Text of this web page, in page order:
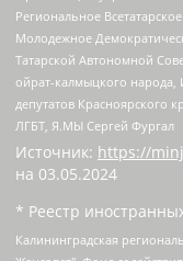
Региональное
Молодежное
Татарской Автономной
ойрат-калмыцкого народа,
депутатов Красноярского
ЛГБТ, Я.МЫ Сергей Фургал
Источник: https://
на 03.05.2024
* Реестр
Калининградская региональная общественная организация "Экозащита!-Женсовет", Фонд содействия защите прав и свобод граждан "Общественный вердикт", Фонд "Институт Развития Свободы Информации", Частное учреждение "Информационное агентство МЕМО. РУ", Региональная общественная организация "Общественная комиссия по сохранению наследия академика Сахарова", Фонд поддержки свободы прессы, Санкт-Петербургская общественная правозащитная организация "Гражданский контроль", Межрегиональная общественная организация "Информационно-просветительский центр "Мемориал", Региональный Фонд "Центр Защиты Прав Средств Массовой Информации", с 05.12.2023 Фонд "Центр Защиты Прав Средств массовой информации", Региональная общественная благотворительная организация помощи беженцам и мигрантам "Гражданское содействие", Негосударственное образовательное учреждение дополнительного профессионального образования (повышение квалификации) специалистов "АКАДЕМИЯ ПО ПРАВАМ ЧЕЛОВЕКА", Свердловская региональная общественная организация "Сутяжник", Автономная некоммерческая организация "Центр независимых социологических исследований", Союз общественных объединений "Российский исследовательский центр по правам человека", Региональное общественное учреждение научно-информационный центр "МЕМОРИАЛ", Некоммерческая организация "Фонд защиты гласности", Автономная некоммерческая организация "Институт прав человека", Городская общественная организация "Екатеринбургское общество "МЕМОРИАЛ", Городская общественная организация "Рязанское историко-просветительское и правозащитное общество "Мемориал" (Рязанский Мемориал), Челябинский региональный орган общественной самодеятельности – женское общественное объединение "Женщины Евразии", Челябинский региональный орган общественной самодеятельности "Уральская правозащитная группа", Фонд содействия защите здоровья и социальной справедливости имени Андрея Рылькова, Автономная Некоммерческая Организация "Аналитический Центр Юрия Левады", Автономная некоммерческая организация социальной поддержки населения "Проект Апрель", Региональная общественная организация помощи женщинам и детям, находящимся в кризисной ситуации "Информационно-методический центр "Анна", Фонд содействия развитию массовых коммуникаций и правовому просвещению "Так-так-Так", Фонд содействия устойчивому развитию "Серебряная тайга", Свердловский региональный общественный фонд социальных проектов "Новое время", "Idel.Реалии", Кавказ.Реалии, Крым.Реалии, Телеканал Настоящее Время, Татаро-башкирская служба Радио Свобода (Azatliq Radiosi), Радио Свободная Европа/Радио Свобода (PCE/PC), "Сибирь.Реалии", "Фактограф", Благотворительный фонд помощи осужденным и их семьям, Автономная некоммерческая организация "Институт глобализации и социальных движений", Фонд "В защиту прав заключенных", Частное учреждение "Центр поддержки и содействия развитию средств массовой информации", Пензенский региональный общественный благотворительный фонд "Гражданский союз", "Север.Реалии", Некоммерческая организация Фонд "Правовая инициатива", Общество с ограниченной ответственностью "Радио Свободная Европа/Радио Свобода", Чешское информационное агентство "MEDIUM-ORIENT", Красноярская региональная общественная организация "Мы против СПИДа", Камалягин Денис Николаевич, Маркелов Сергей Евгеньевич, Пономарев Лев Александрович, Савицкая Людмила Алексеевна, Автономная некоммерческая организация "Центр по работе с проблемой насилия "НАСИЛИЮ.НЕТ", Межрегиональный профессиональный союз работников здравоохранения "Альянс врачей", Юридическое лицо, зарегистрированное в Латвийской Республике, SIA "Medusa Project" (регистрационный номер 40103797863, дата регистрации